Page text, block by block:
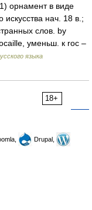
орнамент в виде
искусства нач. 18 в.;
слов. by
уменьш. к roc –
языка
18+
Drupal,